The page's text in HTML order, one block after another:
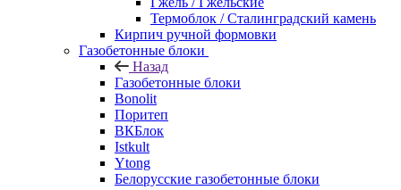
Термоблок / Сталинградский камень
Кирпич ручной формовки
Газобетонные блоки
Назад
Газобетонные блоки
Bonolit
Поритеп
ВКБлок
Istkult
Ytong
Белорусские газобетонные блоки